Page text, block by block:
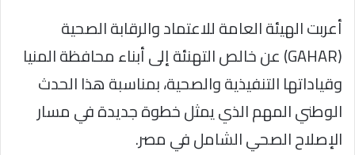
أعربت الهيئة العامة للاعتماد والرقابة الصحية
(GAHAR) عن خالص التهنئة إلى أبناء محافظة المنيا
وقياداتها التنفيذية والصحية، بمناسبة هذا الحدث
الوطني المهم الذي يمثل خطوة جديدة في مسار
الإصلاح الصحي الشامل في مصر.